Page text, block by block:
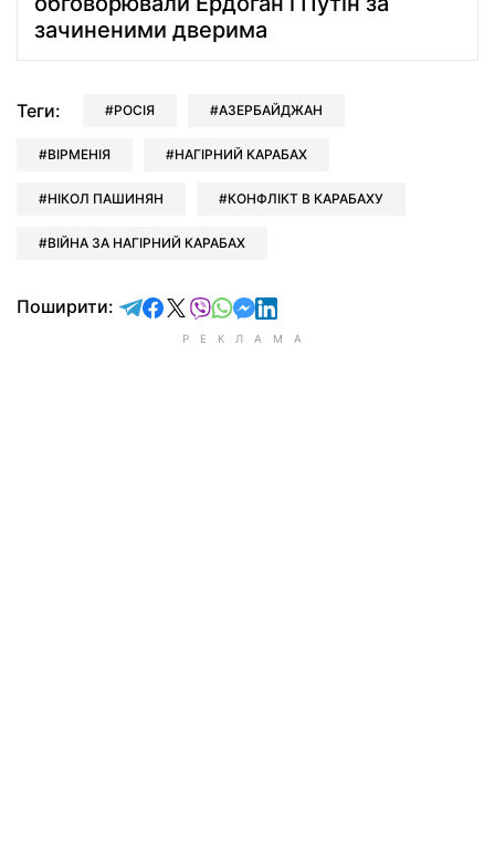
зачиненими дверима
Теги: РОСІЯ АЗЕРБАЙДЖАН
ВІРМЕНІЯ НАГІРНИЙ КАРАБАХ
НІКОЛ ПАШИНЯН КОНФЛІКТ В КАРАБАХУ
ВІЙНА ЗА НАГІРНИЙ КАРАБАХ
Поширити: відправити у Telegram
поділитись у Facebook
поділитись у X
відправити у Viber
відправити у Whatsapp
відправити у Messenger
відправити у LinkedIn